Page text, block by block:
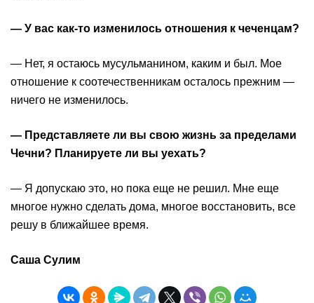
— У вас как-то изменилось отношения к чеченцам?
— Нет, я остаюсь мусульманином, каким и был. Мое
отношение к соотечественникам осталось прежним —
ничего не изменилось.
— Представляете ли вы свою жизнь за пределами
Чечни? Планируете ли вы уехать?
— Я допускаю это, но пока еще не решил. Мне еще
многое нужно сделать дома, многое восстановить, все
решу в ближайшее время.
Саша Сулим